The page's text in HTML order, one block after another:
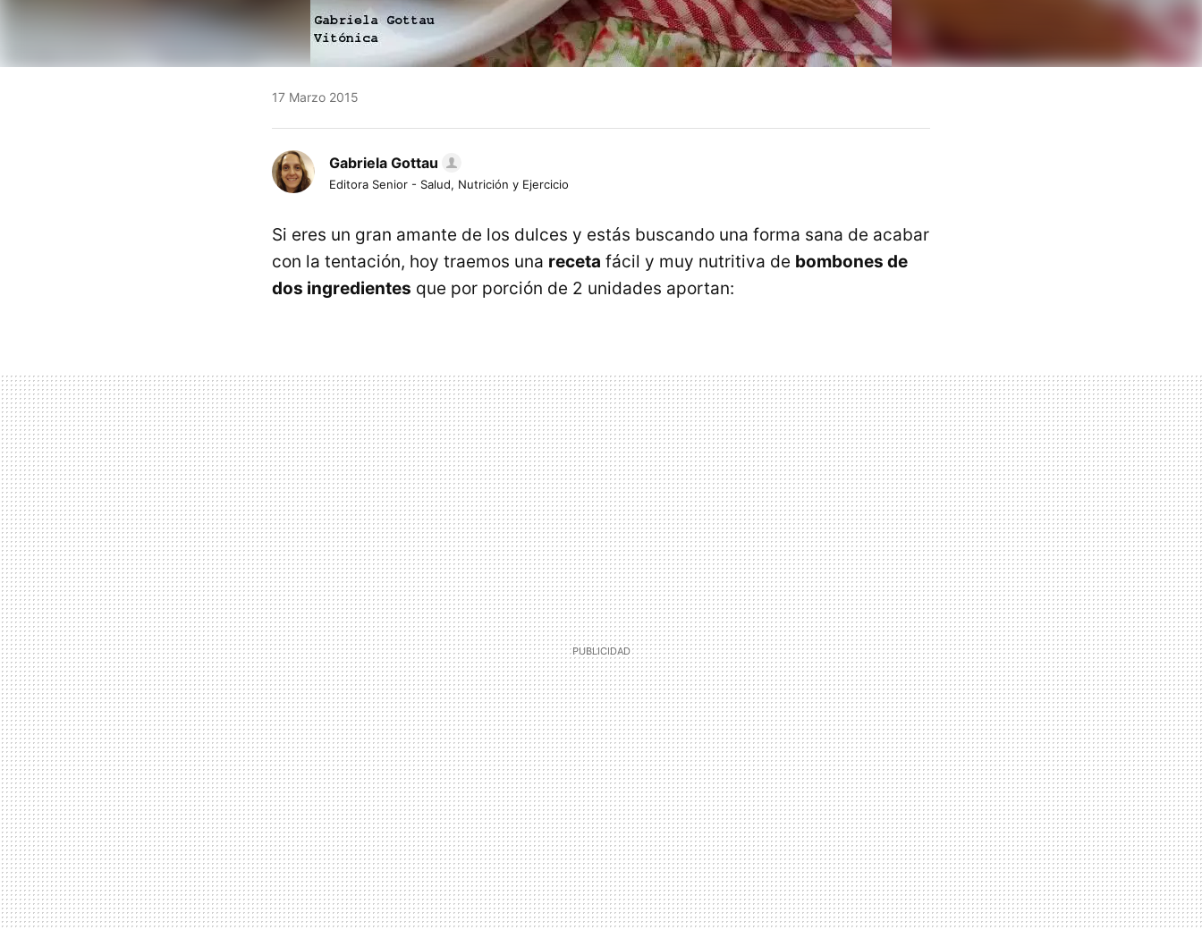
17 Marzo 2015
Gabriela Gottau
Editora Senior - Salud, Nutrición y Ejercicio
Si eres un gran amante de los dulces y estás buscando una forma sana de acabar
con la tentación, hoy traemos una receta fácil y muy nutritiva de bombones de
dos ingredientes que por porción de 2 unidades aportan: